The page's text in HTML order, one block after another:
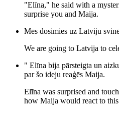
"Elīna," he said with a
surprise you and Maija.
Mēs dosimies uz Latviju
We are going to Latvija to
" Elīna bija pārsteigta un
par šo ideju reaģēs Maija.
Elīna was surprised and
how Maija would react to this